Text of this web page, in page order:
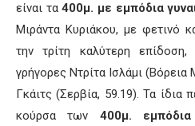
είναι τα400μ. με εμπόδια
Μιράντα Κυριάκου, με φετινό
την τρίτη καλύτερη
γρήγορες Ντρίτα Ισλάμι
Γκάιτς (Σερβία, 59.19). Τα ίδια
κούρσα των 400μ.